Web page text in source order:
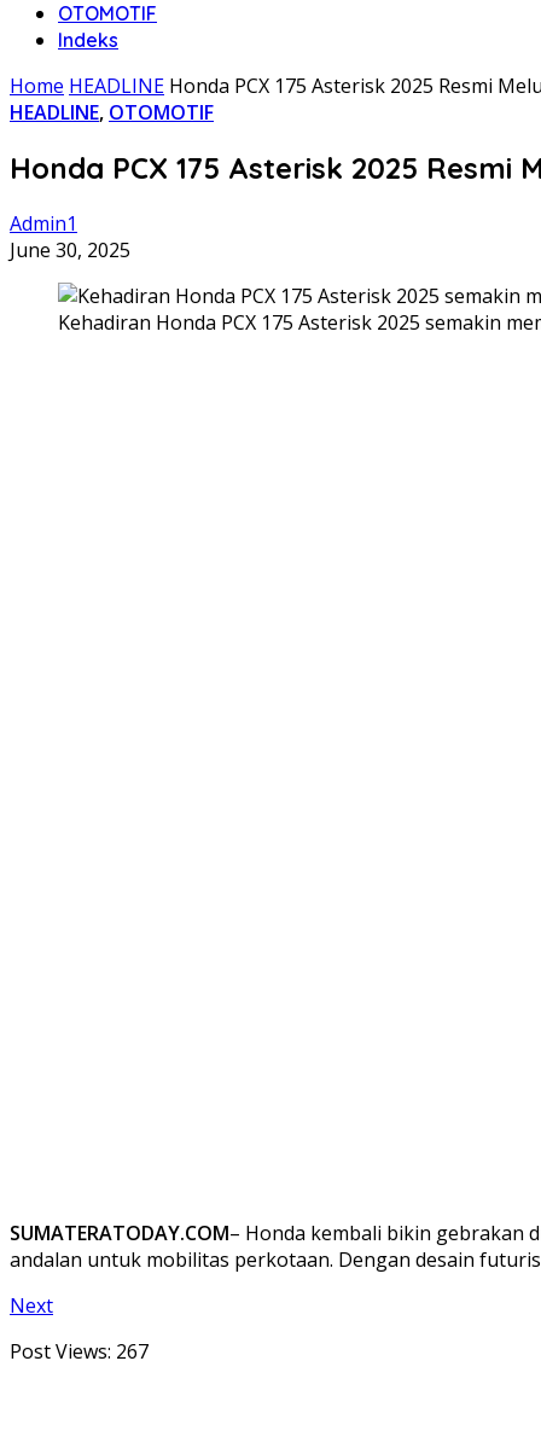
OTOMOTIF
Indeks
Home HEADLINE Honda PCX 175 Asterisk 2025 Resmi
HEADLINE, OTOMOTIF
Honda PCX 175 Asterisk 2025
Admin1
June 30, 2025
Kehadiran Honda PCX 175 Asterisk 2025 semakin
SUMATERATODAY.COM– Honda kembali bikin gebrakan
andalan untuk mobilitas perkotaan. Dengan desain
Next
Post Views: 267